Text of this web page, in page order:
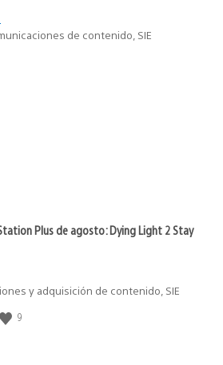
de contenido, SIE
Plus de agosto: Dying Light 2 Stay
y adquisición de contenido, SIE
9